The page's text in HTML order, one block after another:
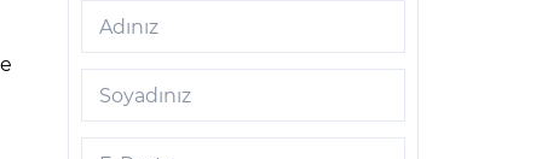
Adınız
Soyadınız